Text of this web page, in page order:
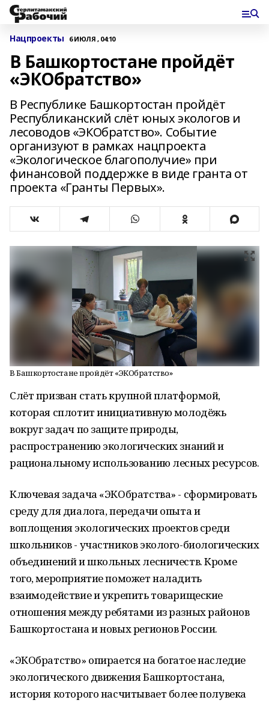
Нацпроекты 6 ИЮЛЯ , 04:10
В Башкортостане пройдёт
«ЭКОбратство»
В Республике Башкортостан пройдёт
Республиканский слёт юных экологов и
лесоводов «ЭКОбратство». Событие
организуют в рамках нацпроекта
«Экологическое благополучие» при
финансовой поддержке в виде гранта от
проекта «Гранты Первых».
В Башкортостане пройдёт «ЭКОбратство»
Слёт призван стать крупной платформой,
которая сплотит инициативную молодёжь
вокруг задач по защите природы,
распространению экологических знаний и
рациональному использованию лесных ресурсов.
Ключевая задача «ЭКОбратства» - сформировать
среду для диалога, передачи опыта и
воплощения экологических проектов среди
школьников - участников эколого-биологических
объединений и школьных лесничеств. Кроме
того, мероприятие поможет наладить
взаимодействие и укрепить товарищеские
отношения между ребятами из разных районов
Башкортостана и новых регионов России.
«ЭКОбратство» опирается на богатое наследие
экологического движения Башкортостана,
история которого насчитывает более полувека